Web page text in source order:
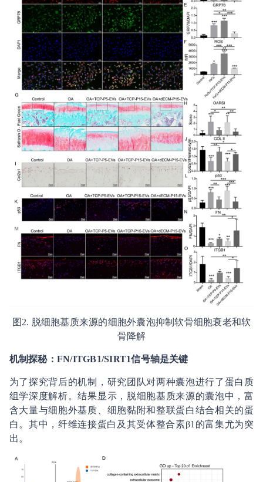
图2. 脱细胞基质来源的细胞外囊泡抑制软骨细胞衰老和软
骨降解
机制探秘： FN/ITGB1/SIRT1信号轴是关键
为了探究背后的机制，研究团队对两种囊泡进行了蛋白质
组学深度解析。结果显示，脱细胞基质来源的囊泡中，富
含大量与细胞外基质、细胞黏附和整联蛋白结合相关的蛋
白。其中，纤维连接蛋白及其受体整合素β1的富集尤为突
出。